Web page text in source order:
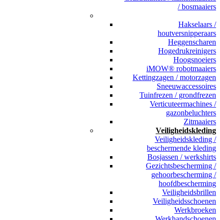
/ bosmaaiers
Hakselaars /
houtversnipperaars
Heggenscharen
Hogedrukreinigers
Hoogsnoeiers
iMOW® robotmaaiers
Kettingzagen / motorzagen
Sneeuwaccessoires
Tuinfrezen / grondfrezen
Verticuteermachines /
gazonbeluchters
Zitmaaiers
Veiligheidskleding
Veiligheidskleding /
beschermende kleding
Bosjassen / werkshirts
Gezichtsbescherming /
gehoorbescherming /
hoofdbescherming
Veiligheidsbrillen
Veiligheidsschoenen
Werkbroeken